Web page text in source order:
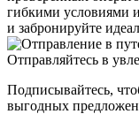
гибкими условиями
и забронируйте
Отправляйтесь в
Подписывайтесь,
выгодных